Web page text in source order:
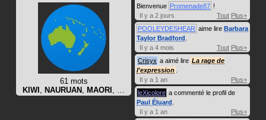
61 mots
KIWI
NAURUAN MAORI
Bienvenue Promenade87 !
Il y a 2 jours
Tout Plus+
POOLEYDESHEAR aime lire Barbara
Taylor Bradford
Il y a 4 mois
Tout Plus+
Crisyx a aimé lire La rage de
l'expression
Il y a 1 an
Plus+
leXicolore a commenté le profil de
Paul Éluard
Il y a 1 an
Plus+